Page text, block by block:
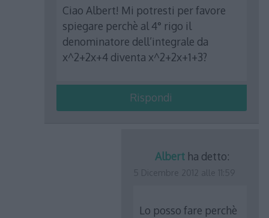
Ciao Albert! Mi potresti per favore
spiegare perchè al 4° rigo il
denominatore dell’integrale da
x^2+2x+4 diventa x^2+2x+1+3?
Rispondi
Albert ha detto:
Lo posso fare perchè